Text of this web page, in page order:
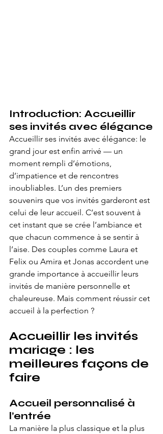
Introduction: Accueillir
ses invités avec élégance
Accueillir ses invités avec élégance: le
grand jour est enfin arrivé — un
moment rempli d’émotions,
d’impatience et de rencontres
inoubliables. L’un des premiers
souvenirs que vos invités garderont est
celui de leur accueil. C’est souvent à
cet instant que se crée l’ambiance et
que chacun commence à se sentir à
l’aise. Des couples comme Laura et
Felix ou Amira et Jonas accordent une
grande importance à accueillir leurs
invités de manière personnelle et
chaleureuse. Mais comment réussir cet
accueil à la perfection ?
Accueillir les invités
mariage : les
meilleures façons de
faire
Accueil personnalisé à
l’entrée
La manière la plus classique et la plus